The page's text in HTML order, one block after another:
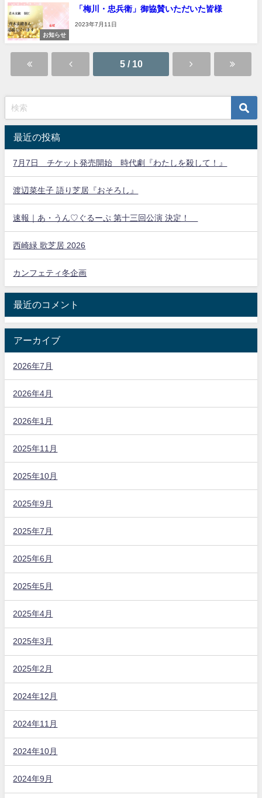
お知らせ
「梅川・忠兵衛」御協賛いただいた皆様
2023年7月11日
5 / 10
最近の投稿
7月7日 チケット発売開始 時代劇『わたしを殺して！』
渡辺菜生子 語り芝居『おそろし』
速報｜あ・うん♡ぐるーぷ 第十三回公演 決定！
西崎緑 歌芝居 2026
カンフェティ冬企画
最近のコメント
アーカイブ
2026年7月
2026年4月
2026年1月
2025年11月
2025年10月
2025年9月
2025年7月
2025年6月
2025年5月
2025年4月
2025年3月
2025年2月
2024年12月
2024年11月
2024年10月
2024年9月